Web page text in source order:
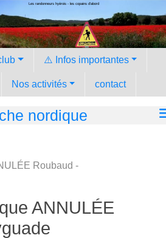
Les randonneurs hyèrois - les copains d'abord
⚠️ Infos importantes
Nos activités contact
nordique
Roubaud -
ANNULÉE
cookies